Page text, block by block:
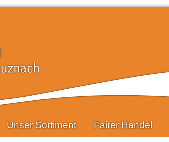
Unser Sortiment Fairer Handel